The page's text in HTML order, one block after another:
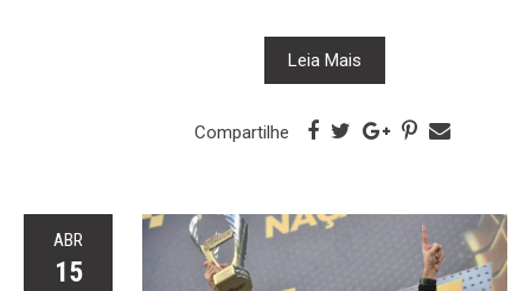
Leia Mais
Compartilhe
ABR
15